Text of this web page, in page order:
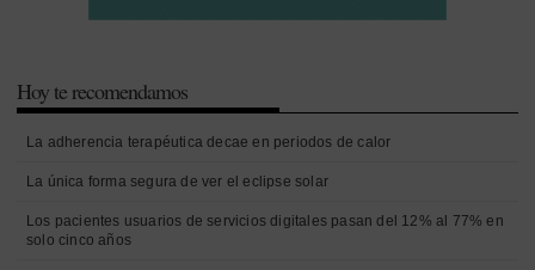
Hoy te recomendamos
La adherencia terapéutica decae en periodos de calor
La única forma segura de ver el eclipse solar
Los pacientes usuarios de servicios digitales pasan del 12% al 77% en
solo cinco años